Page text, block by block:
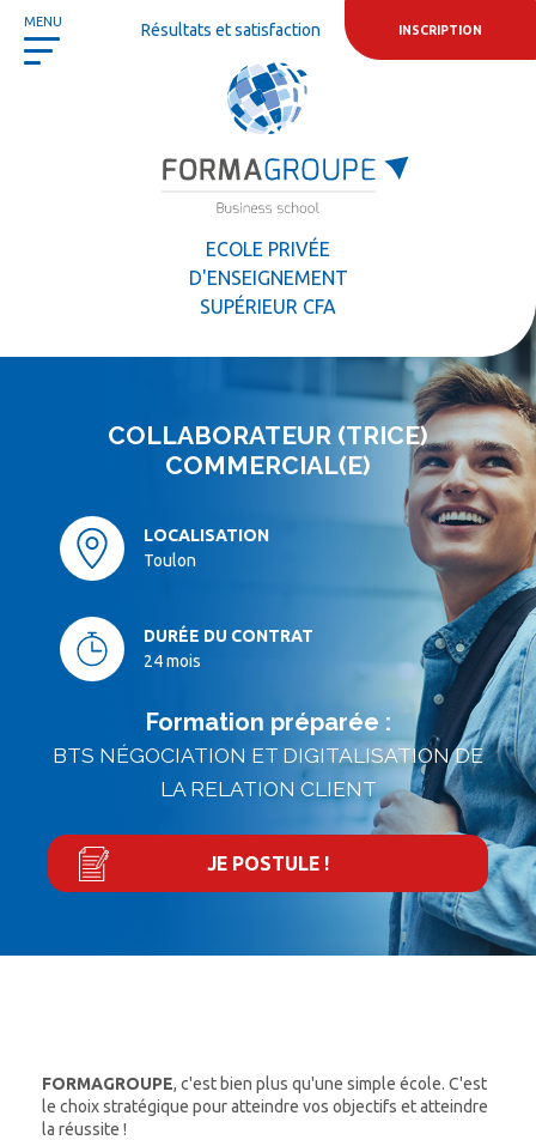
MENU Résultats et satisfaction INSCRIPTION
ECOLE PRIVÉE
D'ENSEIGNEMENT
SUPÉRIEUR CFA
COLLABORATEUR (TRICE)
COMMERCIAL(E)
LOCALISATION
Toulon
DURÉE DU CONTRAT
24 mois
Formation préparée :
BTS NÉGOCIATION ET DIGITALISATION DE
LA RELATION CLIENT
JE POSTULE !
FORMAGROUPE, c'est bien plus qu'une simple école. C'est
le choix stratégique pour atteindre vos objectifs et atteindre
la réussite !